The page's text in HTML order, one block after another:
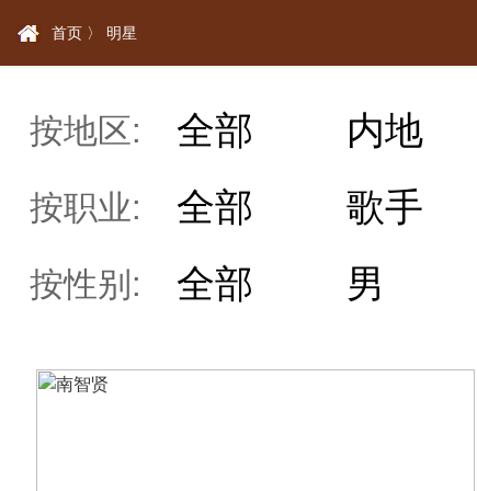
首页 〉 明星
按地区: 全部 内地
按职业: 全部 歌手
按性别: 全部 男